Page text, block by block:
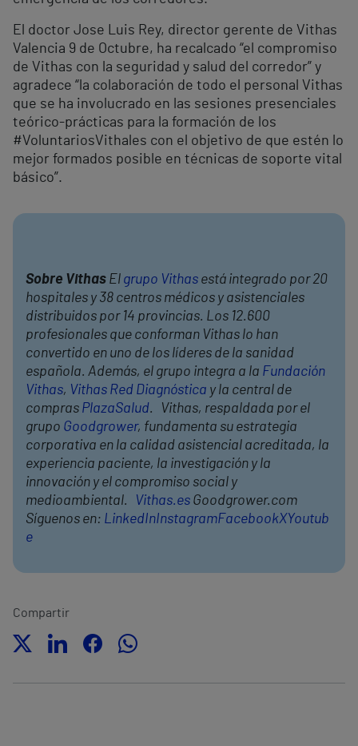
El doctor Jose Luis Rey, director gerente de Vithas
Valencia 9 de Octubre, ha recalcado “el compromiso
de Vithas con la seguridad y salud del corredor” y
agradece “la colaboración de todo el personal Vithas
que se ha involucrado en las sesiones presenciales
teórico-prácticas para la formación de los
#VoluntariosVithales con el objetivo de que estén lo
mejor formados posible en técnicas de soporte vital
básico”.
Sobre Vithas El grupo Vithas está integrado por 20
hospitales y 38 centros médicos y asistenciales
distribuidos por 14 provincias. Los 12.600
profesionales que conforman Vithas lo han
convertido en uno de los líderes de la sanidad
española. Además, el grupo integra a la Fundación
Vithas, Vithas Red Diagnóstica y la central de
compras PlazaSalud. Vithas, respaldada por el
grupo Goodgrower, fundamenta su estrategia
corporativa en la calidad asistencial acreditada, la
experiencia paciente, la investigación y la
innovación y el compromiso social y
medioambiental.
Vithas.es Goodgrower.com
Síguenos en: LinkedInInstagramFacebookXYoutub
e
Compartir